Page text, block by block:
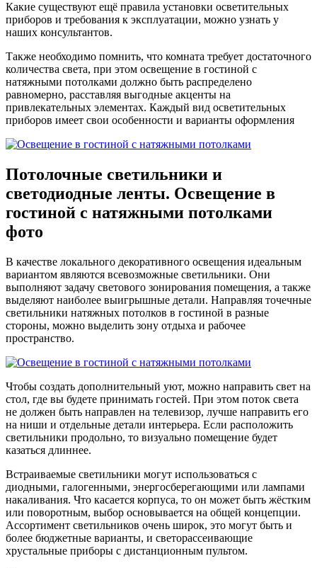
Какие существуют ещё правила установки осветительных
приборов и требования к эксплуатации, можно узнать у
наших консультантов.
Также необходимо помнить, что комната требует достаточного
количества света, при этом освещение в гостиной с
натяжными потолками должно быть распределено
равномерно, расставляя выгодные акценты на
привлекательных элементах. Каждый вид осветительных
приборов имеет свои особенности и варианты оформления
Потолочные светильники и
светодиодные ленты. Освещение в
гостиной с натяжными потолками
фото
В качестве локального декоративного освещения идеальным
вариантом являются всевозможные светильники. Они
выполняют задачу светового зонирования помещения, а также
выделяют наиболее выигрышные детали. Направляя точечные
светильники натяжных потолков в гостиной в разные
стороны, можно выделить зону отдыха и рабочее
пространство.
Чтобы создать дополнительный уют, можно направить свет на
стол, где вы будете принимать гостей. При этом поток света
не должен быть направлен на телевизор, лучше направить его
на ниши и отдельные детали интерьера. Если расположить
светильники продольно, то визуально помещение будет
казаться длиннее.
Встраиваемые светильники могут использоваться с
диодными, галогенными, энергосберегающими или лампами
накаливания. Что касается корпуса, то он может быть жёстким
или поворотным, выбор основывается на общей концепции.
Ассортимент светильников очень широк, это могут быть и
более бюджетные варианты, и светорассеивающие
хрустальные приборы с дистанционным пультом.